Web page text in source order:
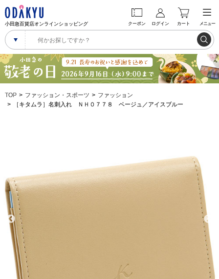
小田急百貨店オンラインショッピング クーポン ログイン カート メニュー
TOP ファッション・スポーツ
ファッション
［キタムラ］名刺入れ ＮＨ０７７８ ベージュ／アイスブルー